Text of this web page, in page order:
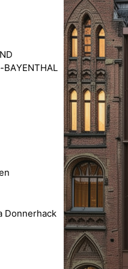
BAYENTHAL
Donnerhack